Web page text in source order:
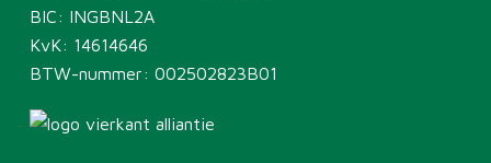
BIC: INGBNL2A
KvK: 14614646
BTW-nummer: 002502823B01